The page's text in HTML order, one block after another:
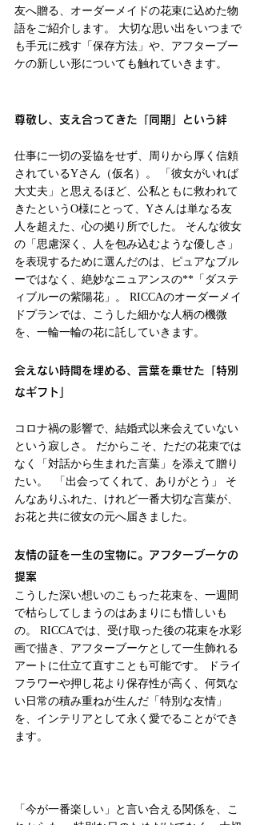
友へ贈る、オーダーメイドの花束に込めた物
語をご紹介します。 大切な思い出をいつまで
も手元に残す「保存方法」や、アフターブー
ケの新しい形についても触れていきます。
尊敬し、支え合ってきた「同期」という絆
仕事に一切の妥協をせず、周りから厚く信頼
されているYさん（仮名）。 「彼女がいれば
大丈夫」と思えるほど、公私ともに救われて
きたというO様にとって、Yさんは単なる友
人を超えた、心の拠り所でした。 そんな彼女
の「思慮深く、人を包み込むような優しさ」
を表現するために選んだのは、ピュアなブル
ーではなく、絶妙なニュアンスの**「ダステ
ィブルーの紫陽花」。 RICCAのオーダーメイ
ドプランでは、こうした細かな人柄の機微
を、一輪一輪の花に託していきます。
会えない時間を埋める、言葉を乗せた「特別
なギフト」
コロナ禍の影響で、結婚式以来会えていない
という寂しさ。 だからこそ、ただの花束では
なく「対話から生まれた言葉」を添えて贈り
たい。  「出会ってくれて、ありがとう」 そ
んなありふれた、けれど一番大切な言葉が、
お花と共に彼女の元へ届きました。
友情の証を一生の宝物に。アフターブーケの
提案
こうした深い想いのこもった花束を、一週間
で枯らしてしまうのはあまりにも惜しいも
の。 RICCAでは、受け取った後の花束を水彩
画で描き、アフターブーケとして一生飾れる
アートに仕立て直すことも可能です。 ドライ
フラワーや押し花より保存性が高く、何気な
い日常の積み重ねが生んだ「特別な友情」
を、インテリアとして永く愛でることができ
ます。
「今が一番楽しい」と言い合える関係を、こ